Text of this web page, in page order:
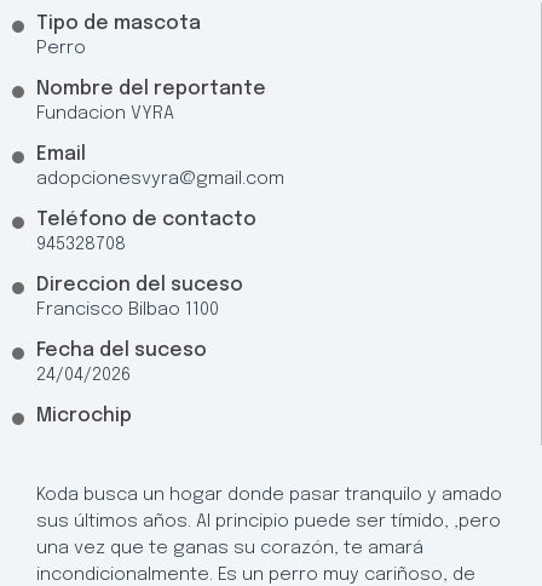
Tipo de mascota
Perro
Nombre del reportante
Fundacion VYRA
Email
adopcionesvyra@gmail.com
Teléfono de contacto
945328708
Direccion del suceso
Francisco Bilbao 1100
Fecha del suceso
24/04/2026
Microchip
Koda busca un hogar donde pasar tranquilo y amado
sus últimos años. Al principio puede ser tímido, ,pero
una vez que te ganas su corazón, te amará
incondicionalmente. Es un perro muy cariñoso, de